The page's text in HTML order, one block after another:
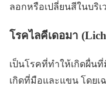
ลอกหรือเปลี่ยนสีในบริ
โรคไลคีเดอมา
เป็นโรคที่ทำให้เกิดผื่น
เกิดที่มือและแขน โดย